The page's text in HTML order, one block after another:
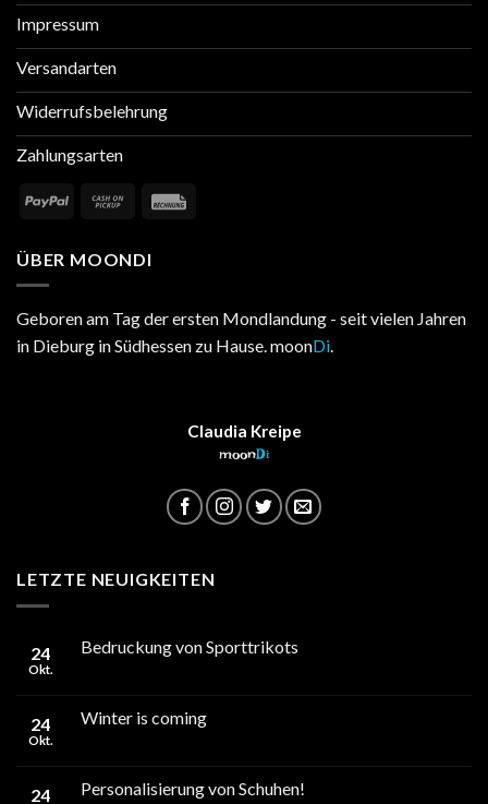
Impressum
Versandarten
Widerrufsbelehrung
Zahlungsarten
ÜBER MOONDI
Geboren am Tag der ersten Mondlandung - seit vielen Jahren
in Dieburg in Südhessen zu Hause. moonDi.
Claudia Kreipe
moonDi
LETZTE NEUIGKEITEN
24
Okt.
Bedruckung von Sporttrikots
24
Okt.
Winter is coming
24 Personalisierung von Schuhen!